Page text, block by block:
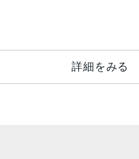
詳細をみる